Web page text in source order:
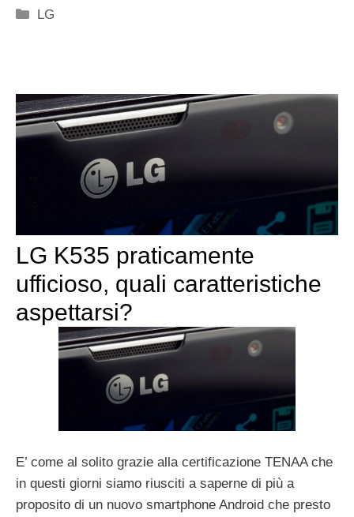
Categorie
LG
LG K535 praticamente
ufficioso, quali caratteristiche
aspettarsi?
E’ come al solito grazie alla certificazione TENAA che
in questi giorni siamo riusciti a saperne di più a
proposito di un nuovo smartphone Android che presto